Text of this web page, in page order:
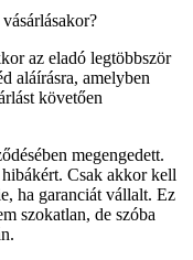
az eladó legtöbbször
aláírásra, amelyben
követően
megengedett.
Csak akkor kell
ha garanciát vállalt. Ez
szokatlan, de szóba